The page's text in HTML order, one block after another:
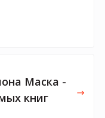
Маска -
книг